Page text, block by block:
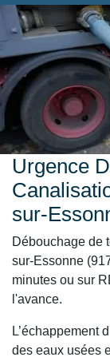
Urgence
sur-
Débouchage de
sur-Essonne
minutes ou sur
l'avance.
L’échappement
des eaux usées